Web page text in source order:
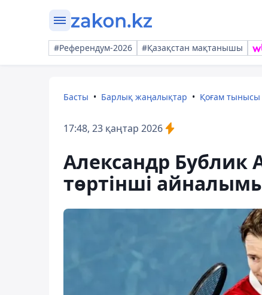
#Референдум-2026 #Қазақстан мақтанышы
Басты Барлық жаңалықтар Қоғам тынысы
17:48, 23 қаңтар 2026
Александр Бублик
төртінші